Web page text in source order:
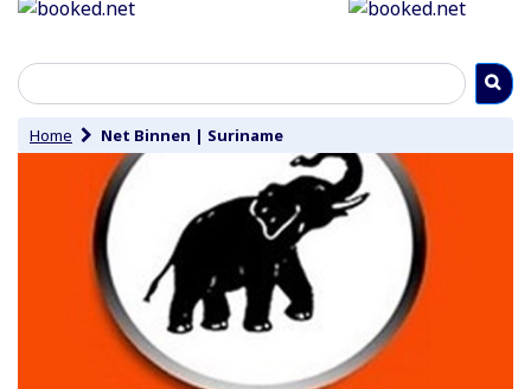
Home Net Binnen | Suriname